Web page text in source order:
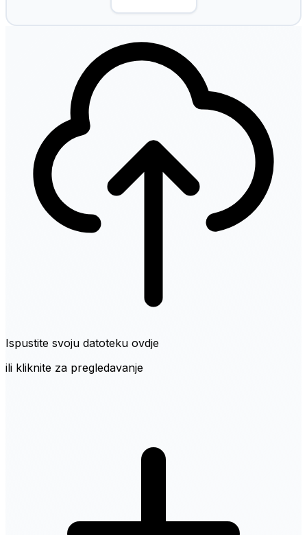
Ispustite svoju datoteku ovdje
ili kliknite za pregledavanje